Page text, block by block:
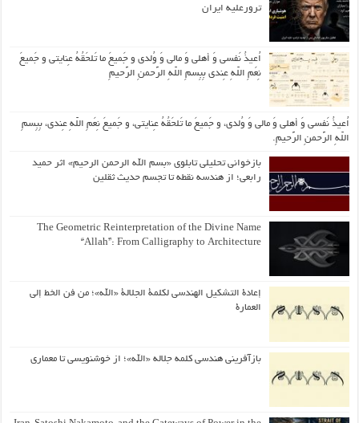
ترورعلیه ایران
اُعیذُ نَفسی وَ أهلی وَ مالی وَ وُلدی و جَمیعَ ما تَلحَقُهُ عِنایتی و جَمیعَ
نِعَمِ اللّهِ عِندی بِبِسمِ اللّهِ الرَّحمنِ الرَّحیمِ
اُعیذُ نَفسی وَ أهلی وَ مالی وَ وُلدی، و جَمیعَ ما تَلحَقُهُ عِنایتی، و جَمیعَ نِعَمِ اللّهِ عِندی، بِبِسمِ
اللّهِ الرَّحمنِ الرَّحیمِ.
بازخوانی تحلیلی تابلوی «بسم الله الرحمن الرحیم» اثر حمید
رابعی؛ از هندسه نقطه تا تجسم حدیث ثقلین
The Geometric Reinterpretation of the Divine Name
“Allah”: From Calligraphy to Architecture
إعادة التشكيل الهندسي لكلمة الجلالة «الله»؛ من فن الخط إلى
العمارة
بازآفرینی هندسی کلمه جلاله «الله»؛ از خوشنویسی تا معماری